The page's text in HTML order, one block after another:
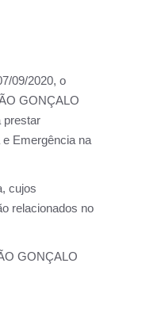
09/2020, o
GONÇALO
prestar
Emergência na
cujos
relacionados no
GONÇALO